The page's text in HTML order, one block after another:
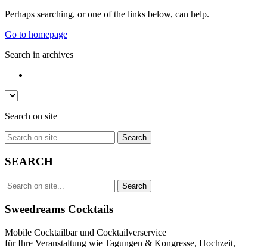
Perhaps searching, or one of the links below, can help.
Go to homepage
Search in archives
Search on site
SEARCH
Sweedreams Cocktails
Mobile Cocktailbar und Cocktailverservice
für Ihre Veranstaltung wie Tagungen & Kongresse, Hochzeit,